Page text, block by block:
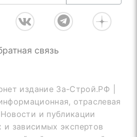
связь
издание За-Строй.РФ |
отраслевая
и публикации
и зависимых экспертов